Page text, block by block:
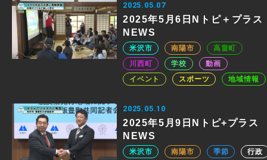
2025.05.07
2025年5月6日Nトピ＋プラス
NEWS
米沢市 南陽市
高畠町
川西町
学校
動画
イベント
スポーツ 地域情報
2025.05.10
2025年5月9日Nトピ+プラス
NEWS
米沢市 南陽市 季節 行政